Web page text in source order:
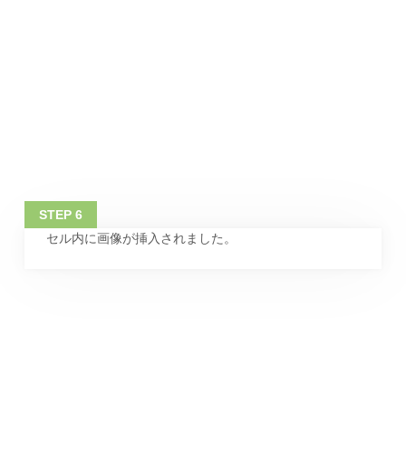
セル内に画像が挿入されました。